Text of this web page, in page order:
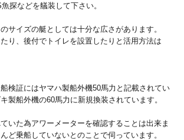
探などを艤装して下さい。
サイズの艇としては十分な広さがあります。
り、後付でトイレを設置したりと活用方法は
検証にはヤマハ製船外機50馬力と記載されてい
製船外機の60馬力に新規換装されています。
いた為アワーメーターを確認することは出来ま
ど乗船していないとのことで伺っています。